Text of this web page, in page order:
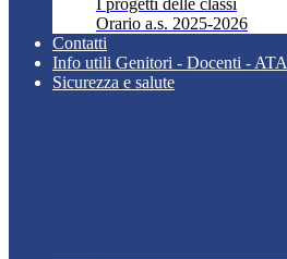
I progetti delle classi
Orario a.s. 2025-2026
Contatti
Info utili Genitori - Docenti - ATA
Sicurezza e salute